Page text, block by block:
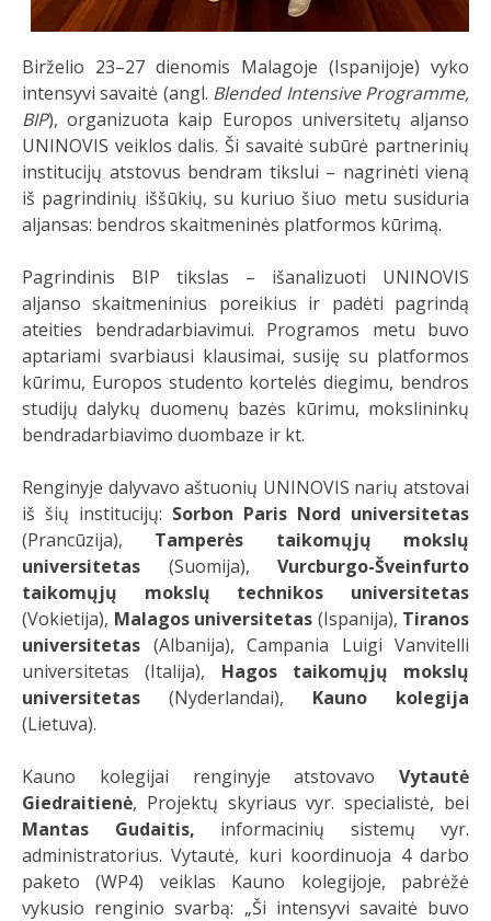
Birželio 23–27 dienomis Malagoje (Ispanijoje) vyko
intensyvi savaitė (angl. Blended Intensive Programme,
BIP), organizuota kaip Europos universitetų aljanso
UNINOVIS veiklos dalis. Ši savaitė subūrė partnerinių
institucijų atstovus bendram tikslui – nagrinėti vieną
iš pagrindinių iššūkių, su kuriuo šiuo metu susiduria
aljansas: bendros skaitmeninės platformos kūrimą.
Pagrindinis BIP tikslas – išanalizuoti UNINOVIS
aljanso skaitmeninius poreikius ir padėti pagrindą
ateities bendradarbiavimui. Programos metu buvo
aptariami svarbiausi klausimai, susiję su platformos
kūrimu, Europos studento kortelės diegimu, bendros
studijų dalykų duomenų bazės kūrimu, mokslininkų
bendradarbiavimo duombaze ir kt.
Renginyje dalyvavo aštuonių UNINOVIS narių atstovai
iš šių institucijų: Sorbon Paris Nord universitetas
(Prancūzija), Tamperės taikomųjų mokslų
universitetas
(Suomija),
Vurcburgo-Šveinfurto
taikomųjų mokslų technikos universitetas
(Vokietija), Malagos universitetas (Ispanija), Tiranos
universitetas (Albanija), Campania Luigi Vanvitelli
universitetas (Italija),
Hagos taikomųjų mokslų
universitetas
(Nyderlandai),
Kauno kolegija
(Lietuva).
Kauno kolegijai renginyje atstovavo Vytautė
Giedraitienė, Projektų skyriaus vyr. specialistė, bei
Mantas Gudaitis, informacinių sistemų vyr.
administratorius. Vytautė, kuri koordinuoja 4 darbo
paketo (WP4) veiklas Kauno kolegijoje, pabrėžė
vykusio renginio svarbą: „Ši intensyvi savaitė buvo